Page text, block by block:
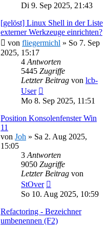
Di 9. Sep 2025, 21:43
[gelöst] Linux Shell in der Liste
externer Werkzeuge einrichten?
von fliegermichl » So 7. Sep
2025, 15:17
4 Antworten
5445 Zugriffe
Letzter Beitrag von lcb-
User
Mo 8. Sep 2025, 11:51
Position Konsolenfenster Win
11
von Joh » Sa 2. Aug 2025,
15:05
3 Antworten
9050 Zugriffe
Letzter Beitrag von
StOver
So 10. Aug 2025, 10:59
Refactoring - Bezeichner
umbenennen (F2)